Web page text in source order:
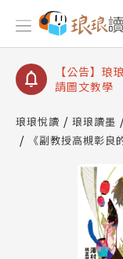
【公告】琅
【公告】琅
【公告】琅
請圖文教學
查詢
【公告】琅
琅琅悅讀 琅琅讀墨
《副教授高槻彰